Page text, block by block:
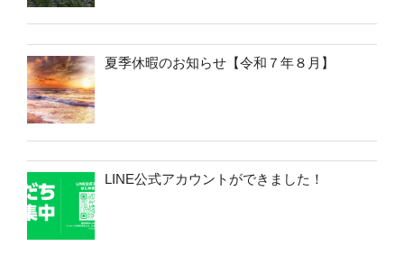
夏季休暇のお知らせ【令和７年８月】
LINE公式アカウントができました！